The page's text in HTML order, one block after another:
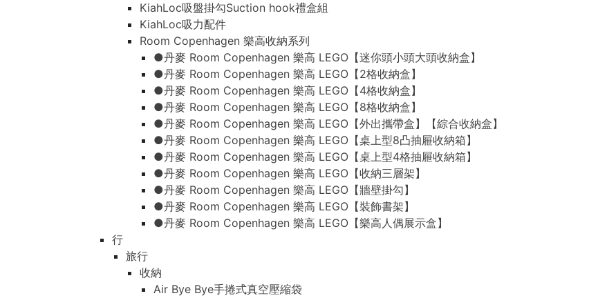
KiahLoc吸盤掛勾Suction hook禮盒組
KiahLoc吸力配件
Room Copenhagen 樂高收納系列
●丹麥 Room Copenhagen 樂高 LEGO【迷你頭小頭大頭收納盒】
●丹麥 Room Copenhagen 樂高 LEGO【2格收納盒】
●丹麥 Room Copenhagen 樂高 LEGO【4格收納盒】
●丹麥 Room Copenhagen 樂高 LEGO【8格收納盒】
●丹麥 Room Copenhagen 樂高 LEGO【外出攜帶盒】【綜合收納盒】
●丹麥 Room Copenhagen 樂高 LEGO【桌上型8凸抽屜收納箱】
●丹麥 Room Copenhagen 樂高 LEGO【桌上型4格抽屜收納箱】
●丹麥 Room Copenhagen 樂高 LEGO【收納三層架】
●丹麥 Room Copenhagen 樂高 LEGO【牆壁掛勾】
●丹麥 Room Copenhagen 樂高 LEGO【裝飾書架】
●丹麥 Room Copenhagen 樂高 LEGO【樂高人偶展示盒】
行
旅行
收納
Air Bye Bye手捲式真空壓縮袋